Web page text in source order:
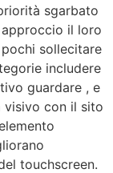
sgarbato
il loro
sollecitare
includere
guardare , e
visivo con il sito
touchscreen.